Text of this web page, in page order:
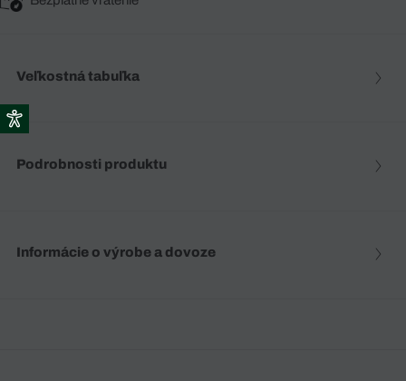
Veľkostná tabuľka
Podrobnosti produktu
Informácie o výrobe a dovoze